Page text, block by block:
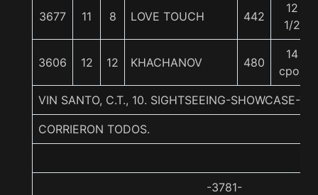
3677 11 8 LOVE TOUCH 442
12
1/2
3606 12 12 KHACHANOV 480
14
cpos
VIN SANTO, C.T., 10. SIGHTSEEING-SHOWCASE-
CORRIERON TODOS.
-3781-